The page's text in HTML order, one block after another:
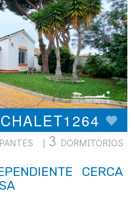
| 3 DORMITORIOS
CERCA